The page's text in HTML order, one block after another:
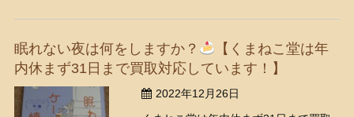
眠れない夜は何をしますか？
【くまねこ堂は年
内休まず31日まで買取対応しています！】
2022年12月26日